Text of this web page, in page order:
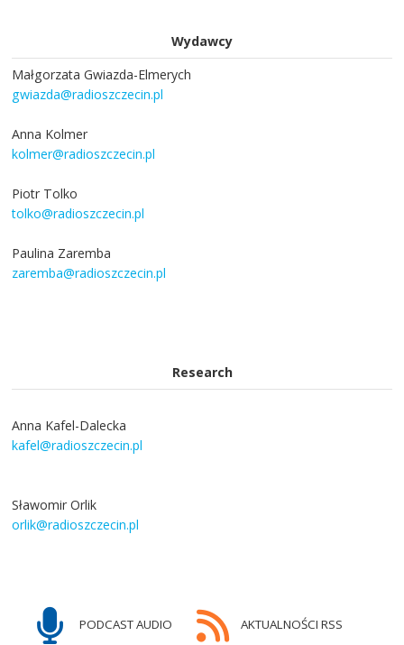
Wydawcy
Małgorzata Gwiazda-Elmerych
gwiazda@radioszczecin.pl
Anna Kolmer
kolmer@radioszczecin.pl
Piotr Tolko
tolko@radioszczecin.pl
Paulina Zaremba
zaremba@radioszczecin.pl
Research
Anna Kafel-Dalecka
kafel@radioszczecin.pl
Sławomir Orlik
orlik@radioszczecin.pl
PODCAST AUDIO AKTUALNOŚCI RSS